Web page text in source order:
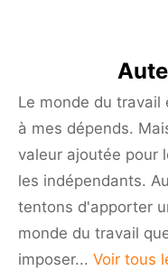
Le monde du
à mes dépends.
valeur ajoutée pour
les indépendants.
tentons d'apporter
monde du travail
imposer... Voir tous